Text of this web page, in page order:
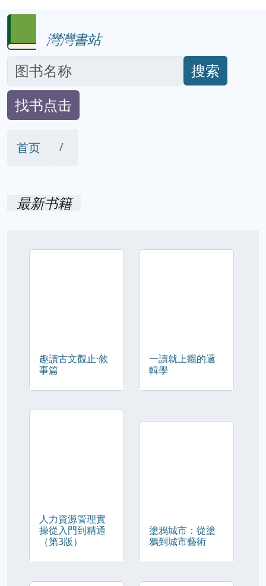
灣灣書站
搜索
找书点击
首页
最新书籍
趣讀古文觀止·敘
事篇
一讀就上癮的邏
輯學
人力資源管理實
操從入門到精通
（第3版）
塗鴉城市：從塗
鴉到城市藝術